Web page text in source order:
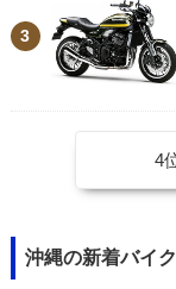
3
4
沖縄の新着バイ